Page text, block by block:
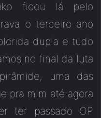
ficou lá pelo
o terceiro ano
dupla e tudo
no final da luta
uma das
pra mim até agora
ter passado OP